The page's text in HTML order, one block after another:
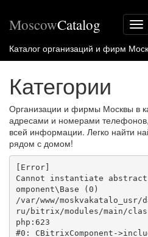
MoscowCatalog
Каталог организаций и фирм
Категории
Организации и фирмы Москвы в
адресами и номерами
всей информации. Легко найти
рядом с домом!
[Error]
Cannot instantiate
omponent\Base (0)
/var/www/moskvakatalo_usr/
ru/bitrix/modules/main/
php:623
#0: CBitrixComponent-